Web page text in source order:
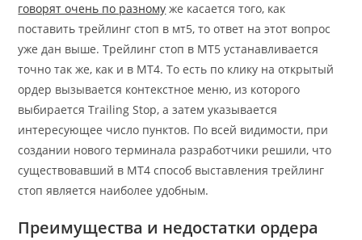
говорят очень по разному же касается того, как
поставить трейлинг стоп в мт5, то ответ на этот вопрос
уже дан выше. Трейлинг стоп в MT5 устанавливается
точно так же, как и в MT4. То есть по клику на открытый
ордер вызывается контекстное меню, из которого
выбирается Trailing Stop, а затем указывается
интересующее число пунктов. По всей видимости, при
создании нового терминала разработчики решили, что
существовавший в МТ4 способ выставления трейлинг
стоп является наиболее удобным.
Преимущества и недостатки ордера